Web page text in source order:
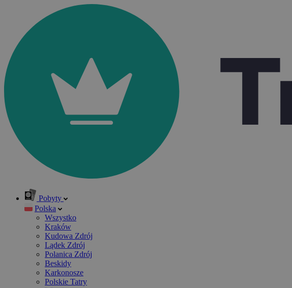
Pobyty
Polska
Wszystko
Kraków
Kudowa Zdrój
Lądek Zdrój
Polanica Zdrój
Beskidy
Karkonosze
Polskie Tatry